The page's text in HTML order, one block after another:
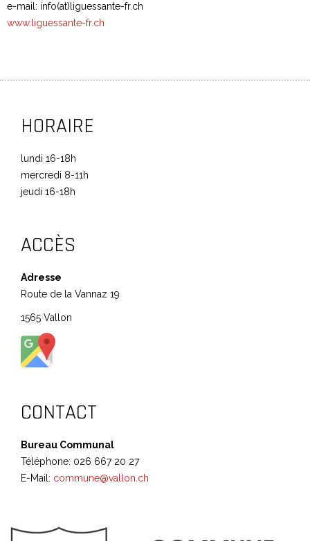
e-mail: info(at)liguessante-fr.ch
www.liguessante-fr.ch
HORAIRE
lundi 16-18h
mercredi 8-11h
jeudi 16-18h
ACCÈS
Adresse
Route de la Vannaz 19
1565 Vallon
CONTACT
Bureau Communal
Téléphone: 026 667 20 27
E-Mail: commune@vallon.ch